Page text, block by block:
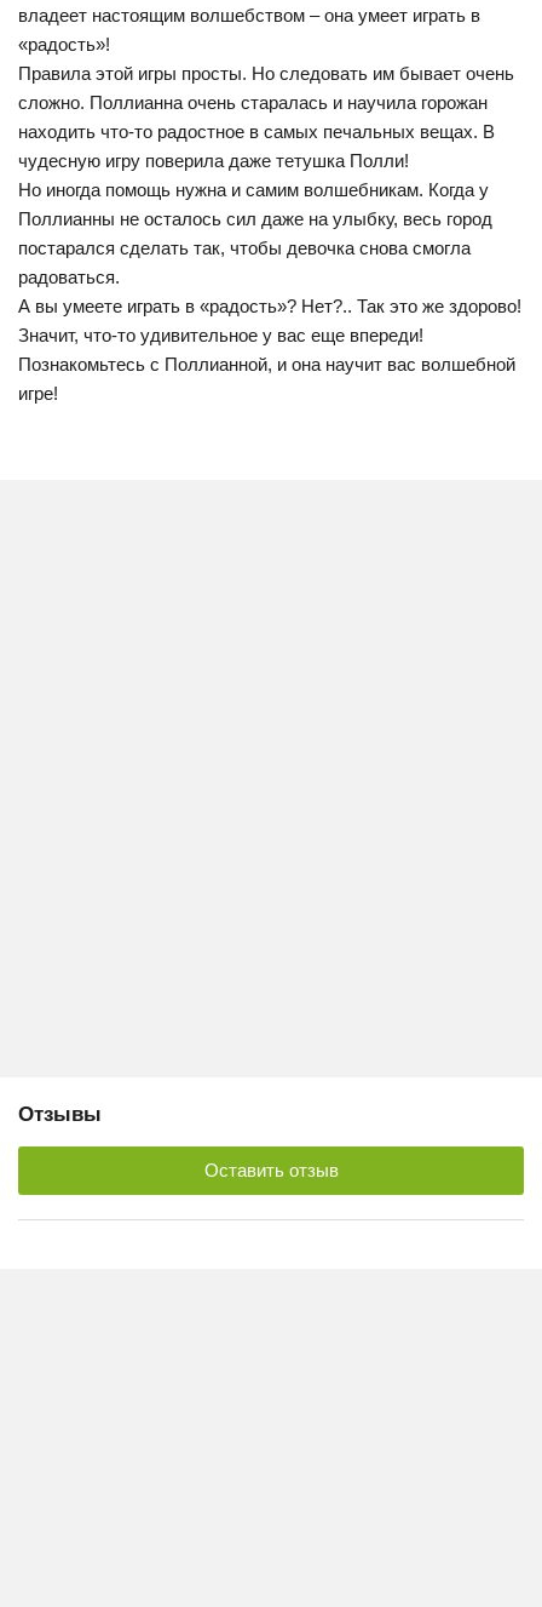
владеет настоящим волшебством – она умеет играть в
«радость»!
Правила этой игры просты. Но следовать им бывает очень
сложно. Поллианна очень старалась и научила горожан
находить что-то радостное в самых печальных вещах. В
чудесную игру поверила даже тетушка Полли!
Но иногда помощь нужна и самим волшебникам. Когда у
Поллианны не осталось сил даже на улыбку, весь город
постарался сделать так, чтобы девочка снова смогла
радоваться.
А вы умеете играть в «радость»? Нет?.. Так это же здорово!
Значит, что-то удивительное у вас еще впереди!
Познакомьтесь с Поллианной, и она научит вас волшебной
игре!
Отзывы
Оставить отзыв